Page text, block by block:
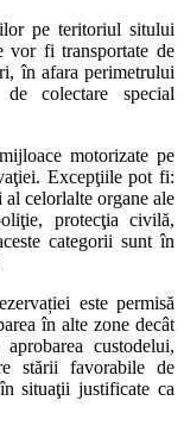
pe teritoriul sitului
vor fi transportate de
în afara perimetrului
colectare special
motorizate pe
Excepţiile pot fi:
celorlalte organe ale
protecţia civilă,
categorii sunt în
este permisă
în alte zone decât
custodelui,
stării favorabile de
situaţii justificate ca